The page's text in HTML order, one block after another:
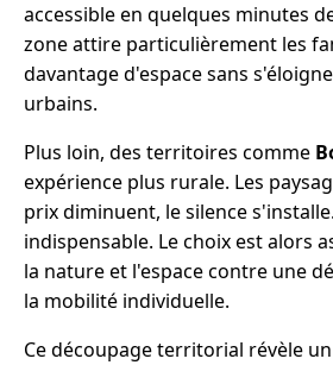
accessible en quelques minutes
zone attire particulièrement les
davantage d'espace sans
urbains.
Plus loin, des territoires comme
expérience plus rurale. Les
prix diminuent, le silence
indispensable. Le choix est alors
la nature et l'espace contre une
la mobilité individuelle.
Ce découpage territorial révèle